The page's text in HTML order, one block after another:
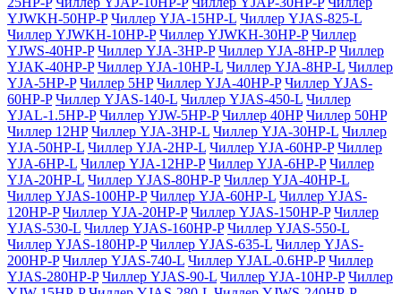
YJWKH-50HP-P Чиллер YJA-15HP-L Чиллер YJAS-825-L
Чиллер YJWKH-10HP-P Чиллер YJWKH-30HP-P Чиллер
YJWS-40HP-P Чиллер YJA-3HP-P Чиллер YJA-8HP-P Чиллер
YJAK-40HP-P Чиллер YJA-10HP-L Чиллер YJA-8HP-L Чиллер
YJA-5HP-P Чиллер 5HP Чиллер YJA-40HP-P Чиллер YJAS-
60HP-P Чиллер YJAS-140-L Чиллер YJAS-450-L Чиллер
YJAL-1.5HP-P Чиллер YJW-5HP-P Чиллер 40HP Чиллер 50HP
Чиллер 12HP Чиллер YJA-3HP-L Чиллер YJA-30HP-L Чиллер
YJA-50HP-L Чиллер YJA-2HP-L Чиллер YJA-60HP-P Чиллер
YJA-6HP-L Чиллер YJA-12HP-P Чиллер YJA-6HP-P Чиллер
YJA-20HP-L Чиллер YJAS-80HP-P Чиллер YJA-40HP-L
Чиллер YJAS-100HP-P Чиллер YJA-60HP-L Чиллер YJAS-
120HP-P Чиллер YJA-20HP-P Чиллер YJAS-150HP-P Чиллер
YJAS-530-L Чиллер YJAS-160HP-P Чиллер YJAS-550-L
Чиллер YJAS-180HP-P Чиллер YJAS-635-L Чиллер YJAS-
200HP-P Чиллер YJAS-740-L Чиллер YJAL-0.6HP-P Чиллер
YJAS-280HP-P Чиллер YJAS-90-L Чиллер YJA-10HP-P Чиллер